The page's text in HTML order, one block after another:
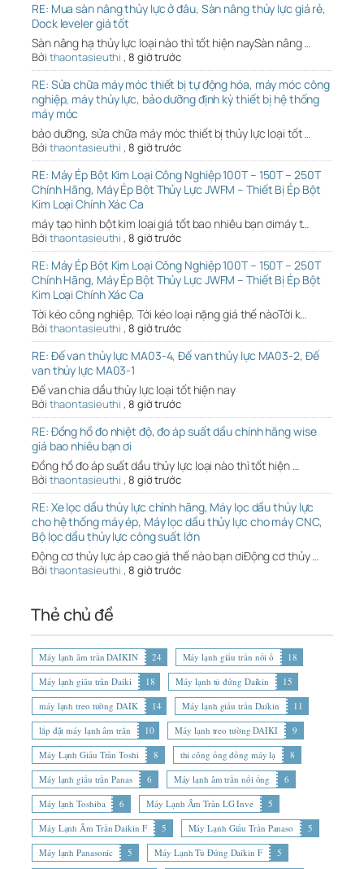
RE: Mua sàn nâng thủy lực ở đâu, Sàn nâng thủy lực giá rẻ,
Dock leveler giá tốt
Sàn nâng hạ thủy lực loại nào thì tốt hiện naySàn nâng …
Bởi thaontasieuthi , 8 giờ trước
RE: Sửa chữa máy móc thiết bị tự động hóa, máy móc công
nghiệp, máy thủy lực, bảo dưỡng định kỳ thiết bị hệ thống
máy móc
bảo dưỡng, sửa chữa máy móc thiết bị thủy lực loại tốt …
Bởi thaontasieuthi , 8 giờ trước
RE: Máy Ép Bột Kim Loại Công Nghiệp 100T – 150T – 250T
Chính Hãng, Máy Ép Bột Thủy Lực JWFM – Thiết Bị Ép Bột
Kim Loại Chính Xác Ca
máy tạo hình bột kim loại giá tốt bao nhiêu bạn ơimáy t…
Bởi thaontasieuthi , 8 giờ trước
RE: Máy Ép Bột Kim Loại Công Nghiệp 100T – 150T – 250T
Chính Hãng, Máy Ép Bột Thủy Lực JWFM – Thiết Bị Ép Bột
Kim Loại Chính Xác Ca
Tời kéo công nghiệp, Tới kéo loại nặng giá thế nàoTời k…
Bởi thaontasieuthi , 8 giờ trước
RE: Đế van thủy lực MA03-4, Đế van thủy lực MA03-2, Đế
van thủy lực MA03-1
Đế van chia dầu thủy lực loại tốt hiện nay
Bởi thaontasieuthi , 8 giờ trước
RE: Đồng hồ đo nhiệt độ, đo áp suất dầu chính hãng wise
giá bao nhiêu bạn ơi
Đồng hồ đo áp suất dầu thủy lực loại nào thì tốt hiện …
Bởi thaontasieuthi , 8 giờ trước
RE: Xe lọc dầu thủy lực chính hãng, Máy lọc dầu thủy lực
cho hệ thống máy ép, Máy lọc dầu thủy lực cho máy CNC,
Bộ lọc dầu thủy lực công suất lớn
Động cơ thủy lực áp cao giá thế nào bạn ơiĐộng cơ thủy …
Bởi thaontasieuthi , 8 giờ trước
Thẻ chủ đề
Máy lạnh âm trần DAIKIN 24 Máy lạnh giấu trần nối ố
18
Máy lạnh giấu trần Daiki
18 Máy lạnh tủ đứng Daikin
15
máy lạnh treo tường DAIK
14 Máy lạnh giấu trần Daikin
11
lắp đặt máy lạnh âm trần
10 Máy lạnh treo tường DAIKI
9
Máy Lạnh Giấu Trần Toshi
8 thi công ống đồng máy lạ
8
Máy lạnh giấu trần Panas
6 Máy lạnh âm trần nối ống
6
Máy lạnh Toshiba
6 Máy Lạnh Âm Trần LG Inve
5
Máy Lạnh Âm Trần Daikin F
5 Máy Lạnh Giấu Trần Panaso
5
Máy lạnh Panasonic
5 Máy Lạnh Tủ Đứng Daikin F
5